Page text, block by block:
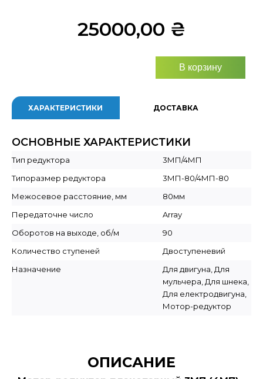
25000,00 ₴
В корзину
ХАРАКТЕРИСТИКИ ДОСТАВКА
ОСНОВНЫЕ ХАРАКТЕРИСТИКИ
Тип редуктора
3МП/4МП
Типоразмер редуктора
3МП-80/4МП-80
Межосевое расстояние, мм
80мм
Передаточне число
Array
Оборотов на выходе, об/м
90
Количество ступеней
Двоступеневий
Назначение
Для двигуна, Для
мульчера, Для шнека,
Для електродвигуна,
Мотор-редуктор
ОПИСАНИЕ